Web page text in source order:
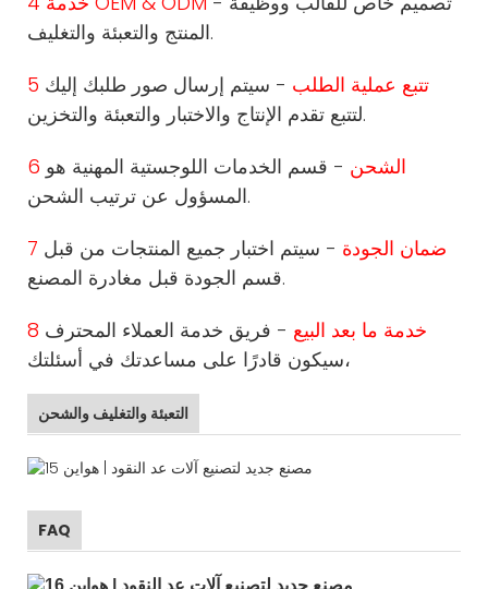
المنتج والتعبئة والتغليف.
5 تتبع عملية الطلب - سيتم إرسال صور طلبك إليك
لتتبع تقدم الإنتاج والاختبار والتعبئة والتخزين.
6 الشحن - قسم الخدمات اللوجستية المهنية هو
المسؤول عن ترتيب الشحن.
7 ضمان الجودة - سيتم اختبار جميع المنتجات من قبل
قسم الجودة قبل مغادرة المصنع.
8 خدمة ما بعد البيع - فريق خدمة العملاء المحترف
سيكون قادرًا على مساعدتك في أسئلتك،
التعبئة والتغليف والشحن
FAQ